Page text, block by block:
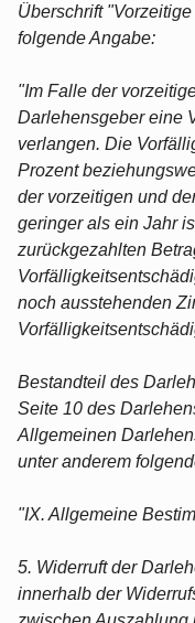
Überschrift
folgende Angabe:
"Im Falle der
Darlehensgeber eine
verlangen. Die
Prozent
der vorzeitigen und
geringer als ein Jahr
zurückgezahlten
noch ausstehenden
Bestandteil des
Seite 10 des
Allgemeinen
unter anderem
"IX. Allgemeine
5. Widerruft der
innerhalb der